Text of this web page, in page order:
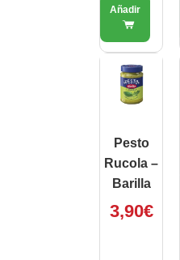
Pesto
Rucola –
Barilla
3,90€